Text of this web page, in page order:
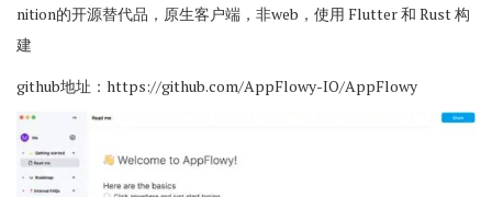
nition的开源替代品，原生客户端，非web，使用 Flutter 和 Rust 构
建
github地址：https://github.com/AppFlowy-IO/AppFlowy